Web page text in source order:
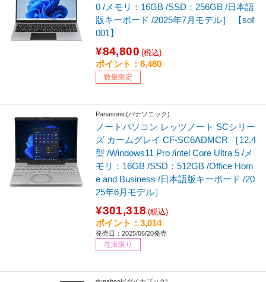
0 /メモリ：16GB /SSD：256GB /日本語
版キーボード /2025年7月モデル］ 【sof
001】
¥84,800 (税込)
ポイント：8,480
数量限定
Panasonic(パナソニック)
ノートパソコン レッツノート SCシリー
ズ カームグレイ CF-SC6ADMCR ［12.4
型 /Windows11 Pro /intel Core Ultra 5 /メ
モリ：16GB /SSD：512GB /Office Hom
e and Business /日本語版キーボード /20
25年6月モデル］
¥301,318 (税込)
ポイント：3,014
発売日：2025/06/20発売
在庫限り